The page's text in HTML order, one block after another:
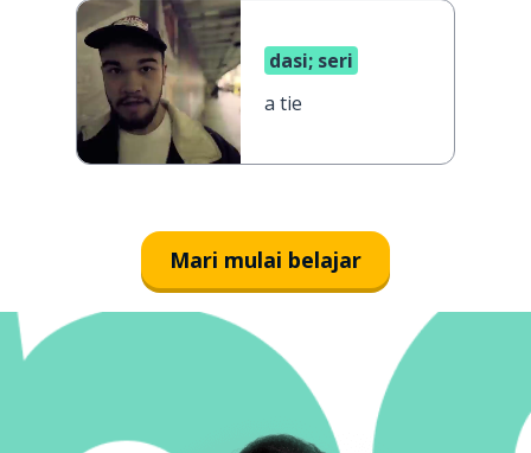
dasi; seri
a tie
Mari mulai belajar